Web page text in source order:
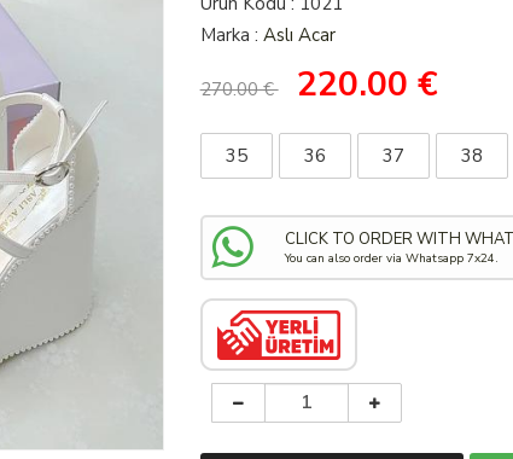
Marka : Aslı Acar
270.00 € 220.00 €
35 36 37 38
CLICK TO ORDER WITH
You can also order via Whatsapp 7x24.